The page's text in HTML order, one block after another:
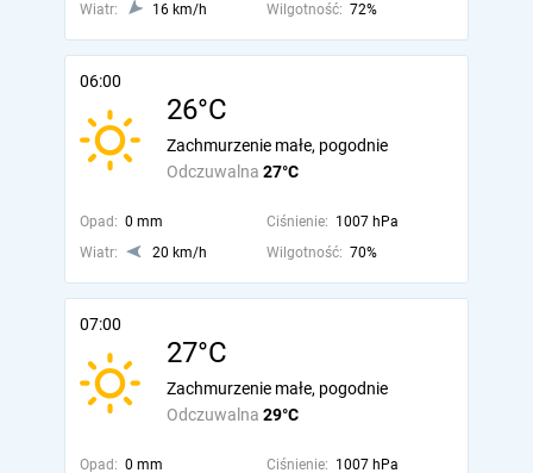
Wiatr:
16 km/h Wilgotność: 72%
06:00
26°C
Odczuwalna 27°C
Zachmurzenie małe, pogodnie
Opad: 0 mm Ciśnienie: 1007 hPa
Wiatr:
20 km/h Wilgotność: 70%
07:00
27°C
Odczuwalna 29°C
Zachmurzenie małe, pogodnie
Opad: 0 mm Ciśnienie: 1007 hPa